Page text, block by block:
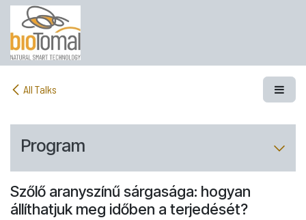
Továbbugrás a tartalomhoz
All Talks
Program
Szőlő aranyszínű sárgasága: hogyan
állíthatjuk meg időben a terjedését?